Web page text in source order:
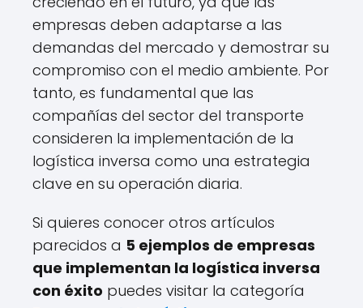
empresas deben adaptarse a las
demandas del mercado y demostrar su
compromiso con el medio ambiente. Por
tanto, es fundamental que las
compañías del sector del transporte
consideren la implementación de la
logística inversa como una estrategia
clave en su operación diaria.
Si quieres conocer otros artículos
parecidos a 5 ejemplos de empresas
que implementan la logística inversa
con éxito puedes visitar la categoría